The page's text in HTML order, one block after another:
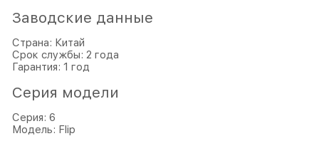
Заводские данные
Страна: Китай
Срок службы: 2 года
Гарантия: 1 год
Серия модели
Серия: 6
Модель: Flip